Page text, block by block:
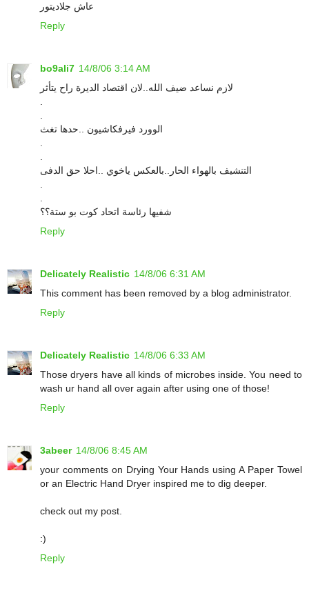
عاش جلاديتور
Reply
bo9ali7 14/8/06 3:14 AM
لازم نساعد ضيف الله..لان اقتصاد الديرة راح يتأثر
.
.
الوورد فيرفكاشيون ..حدها تغث
.
.
التنشيف بالهواء الحار..بالعكس ياخوي ..احلا حق الدفى
.
.
شفيها رئاسة اتحاد كوت بو ستة؟؟
Reply
Delicately Realistic 14/8/06 6:31 AM
This comment has been removed by a blog administrator.
Reply
Delicately Realistic 14/8/06 6:33 AM
Those dryers have all kinds of microbes inside. You need to
wash ur hand all over again after using one of those!
Reply
3abeer 14/8/06 8:45 AM
your comments on Drying Your Hands using A Paper Towel
or an Electric Hand Dryer inspired me to dig deeper.
check out my post.
:)
Reply